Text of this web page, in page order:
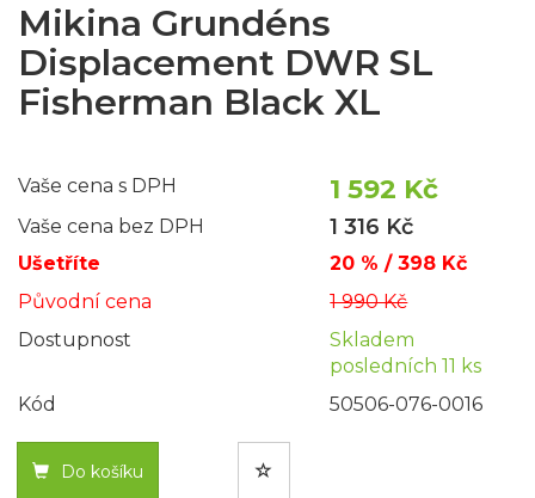
Mikina Grundéns
Displacement DWR SL
Fisherman Black XL
Vaše cena s DPH 1 592 Kč
Vaše cena bez DPH 1 316 Kč
Ušetříte
20 % / 398 Kč
Původní cena
1 990 Kč
Dostupnost
Skladem
posledních 11 ks
Kód
50506-076-0016
Do košíku